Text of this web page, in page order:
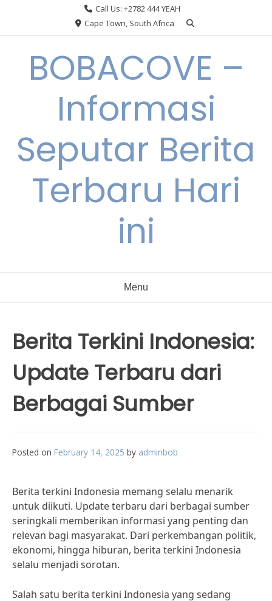
Call Us: +2782 444 YEAH
Cape Town, South Africa
BOBACOVE –
Informasi
Seputar Berita
Terbaru Hari
ini
Menu
Berita Terkini Indonesia:
Update Terbaru dari
Berbagai Sumber
Posted on February 14, 2025 by adminbob
Berita terkini Indonesia memang selalu menarik
untuk diikuti. Update terbaru dari berbagai sumber
seringkali memberikan informasi yang penting dan
relevan bagi masyarakat. Dari perkembangan politik,
ekonomi, hingga hiburan, berita terkini Indonesia
selalu menjadi sorotan.
Salah satu berita terkini Indonesia yang sedang